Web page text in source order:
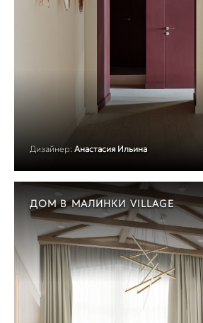
Дизайнер: Анастасия Ильина
ДОМ В МАЛИНКИ VILLAGE